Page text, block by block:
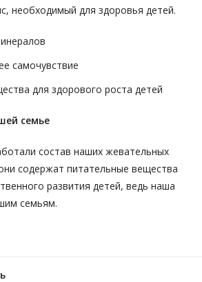
необходимый для здоровья детей.
самочувствие
для здорового роста детей
семье
состав наших жевательных
содержат питательные вещества
развития детей, ведь наша
семьям.